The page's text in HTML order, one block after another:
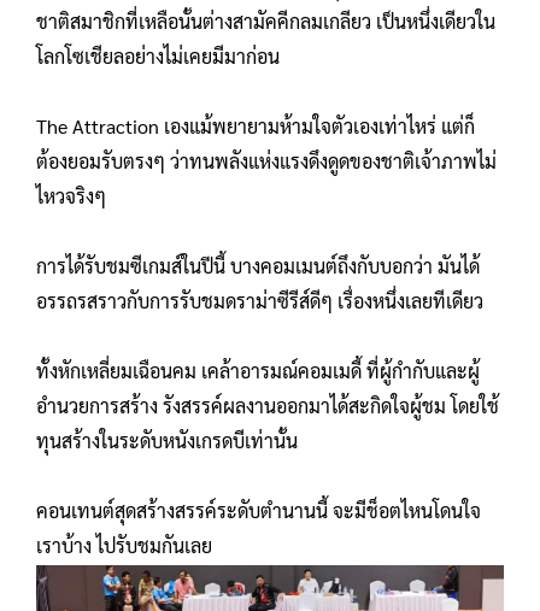
ชาติสมาชิกที่เหลือนั้นต่างสามัคคีกลมเกลียว เป็นหนึ่งเดียวใน
โลกโซเชียลอย่างไม่เคยมีมาก่อน
The Attraction เองแม้พยายามห้ามใจตัวเองเท่าไหร่ แต่ก็
ต้องยอมรับตรงๆ ว่าทนพลังแห่งแรงดึงดูดของชาติเจ้าภาพไม่
ไหวจริงๆ
การได้รับชมซีเกมส์ในปีนี้ บางคอมเมนต์ถึงกับบอกว่า มันได้
อรรถรสราวกับการรับชมดราม่าซีรีส์ดีๆ เรื่องหนึ่งเลยทีเดียว
ทั้งหักเหลี่ยมเฉือนคม เคล้าอารมณ์คอมเมดี้ ที่ผู้กำกับและผู้
อำนวยการสร้าง รังสรรค์ผลงานออกมาได้สะกิดใจผู้ชม โดยใช้
ทุนสร้างในระดับหนังเกรดบีเท่านั้น
คอนเทนต์สุดสร้างสรรค์ระดับตำนานนี้ จะมีช็อตไหนโดนใจ
เราบ้าง ไปรับชมกันเลย